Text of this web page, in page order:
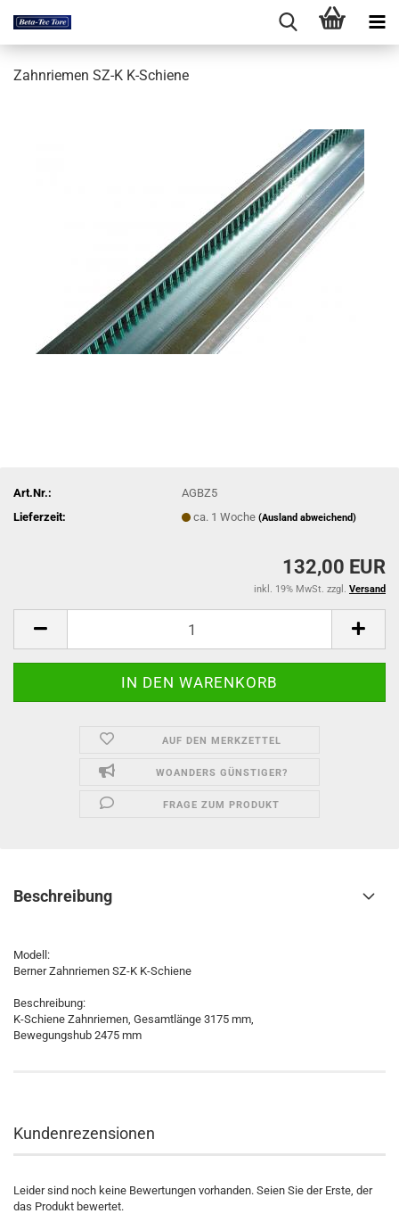
Zahnriemen SZ-K K-Schiene
Art.Nr.:
AGBZ5
Lieferzeit:
ca. 1 Woche(Ausland abweichend)
132,00 EUR
inkl. 19% MwSt. zzgl. Versand
AUF DEN MERKZETTEL
WOANDERS GÜNSTIGER?
FRAGE ZUM PRODUKT
Beschreibung
Modell:
Berner Zahnriemen SZ-K K-Schiene
Beschreibung:
K-Schiene Zahnriemen, Gesamtlänge 3175 mm,
Bewegungshub 2475 mm
Kundenrezensionen
Leider sind noch keine Bewertungen vorhanden. Seien Sie der Erste, der
das Produkt bewertet.